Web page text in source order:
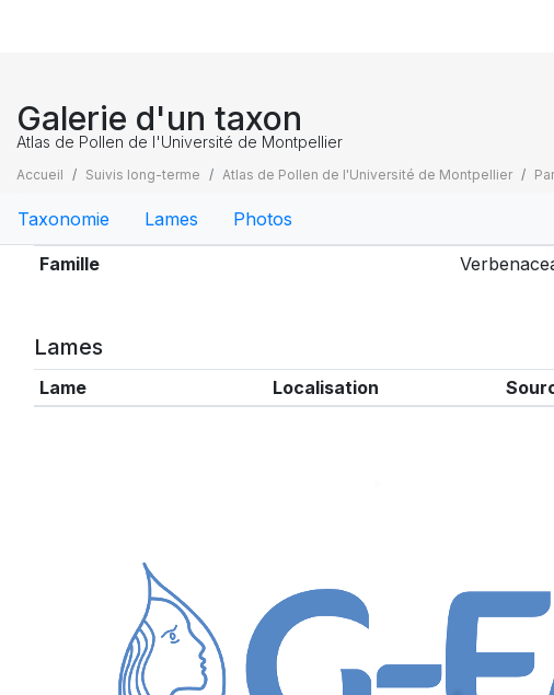
Galerie d'un taxon
Atlas de Pollen de l'Université de Montpellier
Accueil Suivis long-terme Atlas de Pollen de l'Université de Montpellier
Taxonomie Lames Photos
Taxonomie
Famille
Lames
Lame Localisation